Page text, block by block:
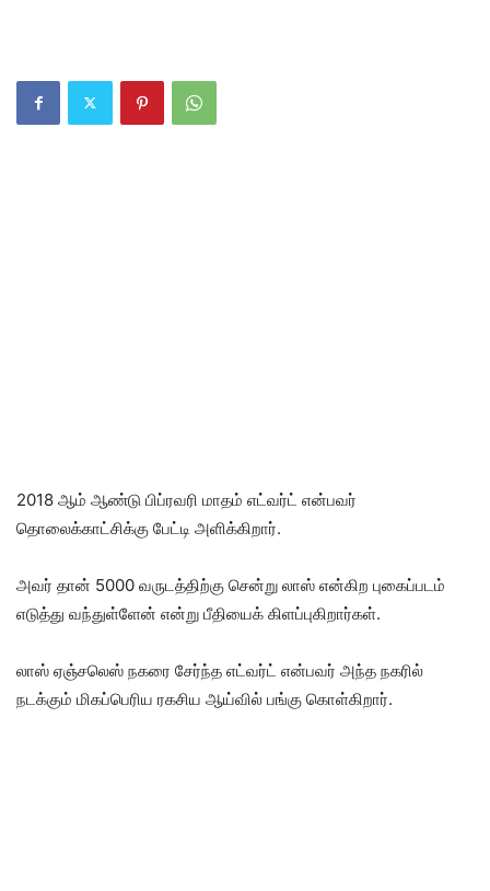
2018 ஆம் ஆண்டு பிப்ரவரி மாதம் எட்வர்ட் என்பவர்
தொலைக்காட்சிக்கு பேட்டி அளிக்கிறார்.
அவர் தான் 5000 வருடத்திற்கு சென்று லாஸ் என்கிற புகைப்படம்
எடுத்து வந்துள்ளேன் என்று பீதியைக் கிளப்புகிறார்கள்.
லாஸ் ஏஞ்சலெஸ் நகரை சேர்ந்த எட்வர்ட் என்பவர் அந்த நகரில்
நடக்கும் மிகப்பெரிய ரகசிய ஆய்வில் பங்கு கொள்கிறார்.